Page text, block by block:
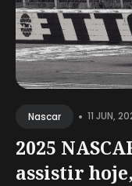
Nascar • 11 JUN,
2025
assistir